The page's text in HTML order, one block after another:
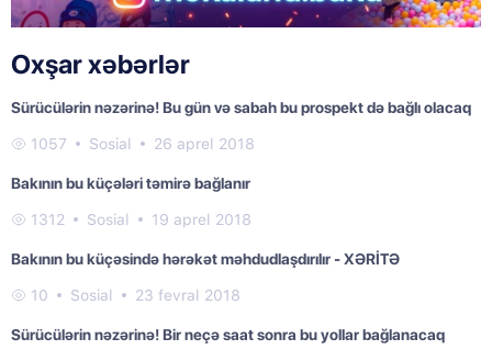
Oxşar xəbərlər
Sürücülərin nəzərinə! Bu gün və sabah bu prospekt də bağlı olacaq
1057 Sosial 26 aprel 2018
Bakının bu küçələri təmirə bağlanır
1312 Sosial 19 aprel 2018
Bakının bu küçəsində hərəkət məhdudlaşdırılır - XƏRİTƏ
10 Sosial 23 fevral 2018
Sürücülərin nəzərinə! Bir neçə saat sonra bu yollar bağlanacaq